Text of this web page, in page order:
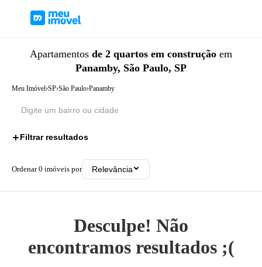
Apartamentos de 2 quartos em construção em
Panamby, São Paulo, SP
Meu Imóvel›SP›São Paulo›Panamby
Filtrar resultados
Ordenar0 imóveis por Relevância
Desculpe! Não
encontramos resultados ;(